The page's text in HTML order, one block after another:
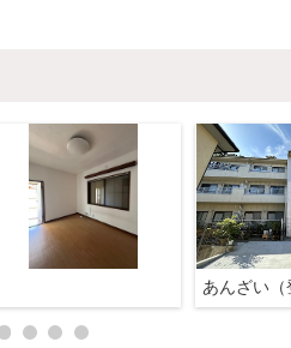
あんざい（